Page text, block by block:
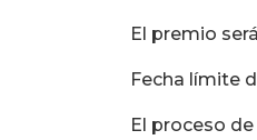
El premio
Fecha límite
El proceso